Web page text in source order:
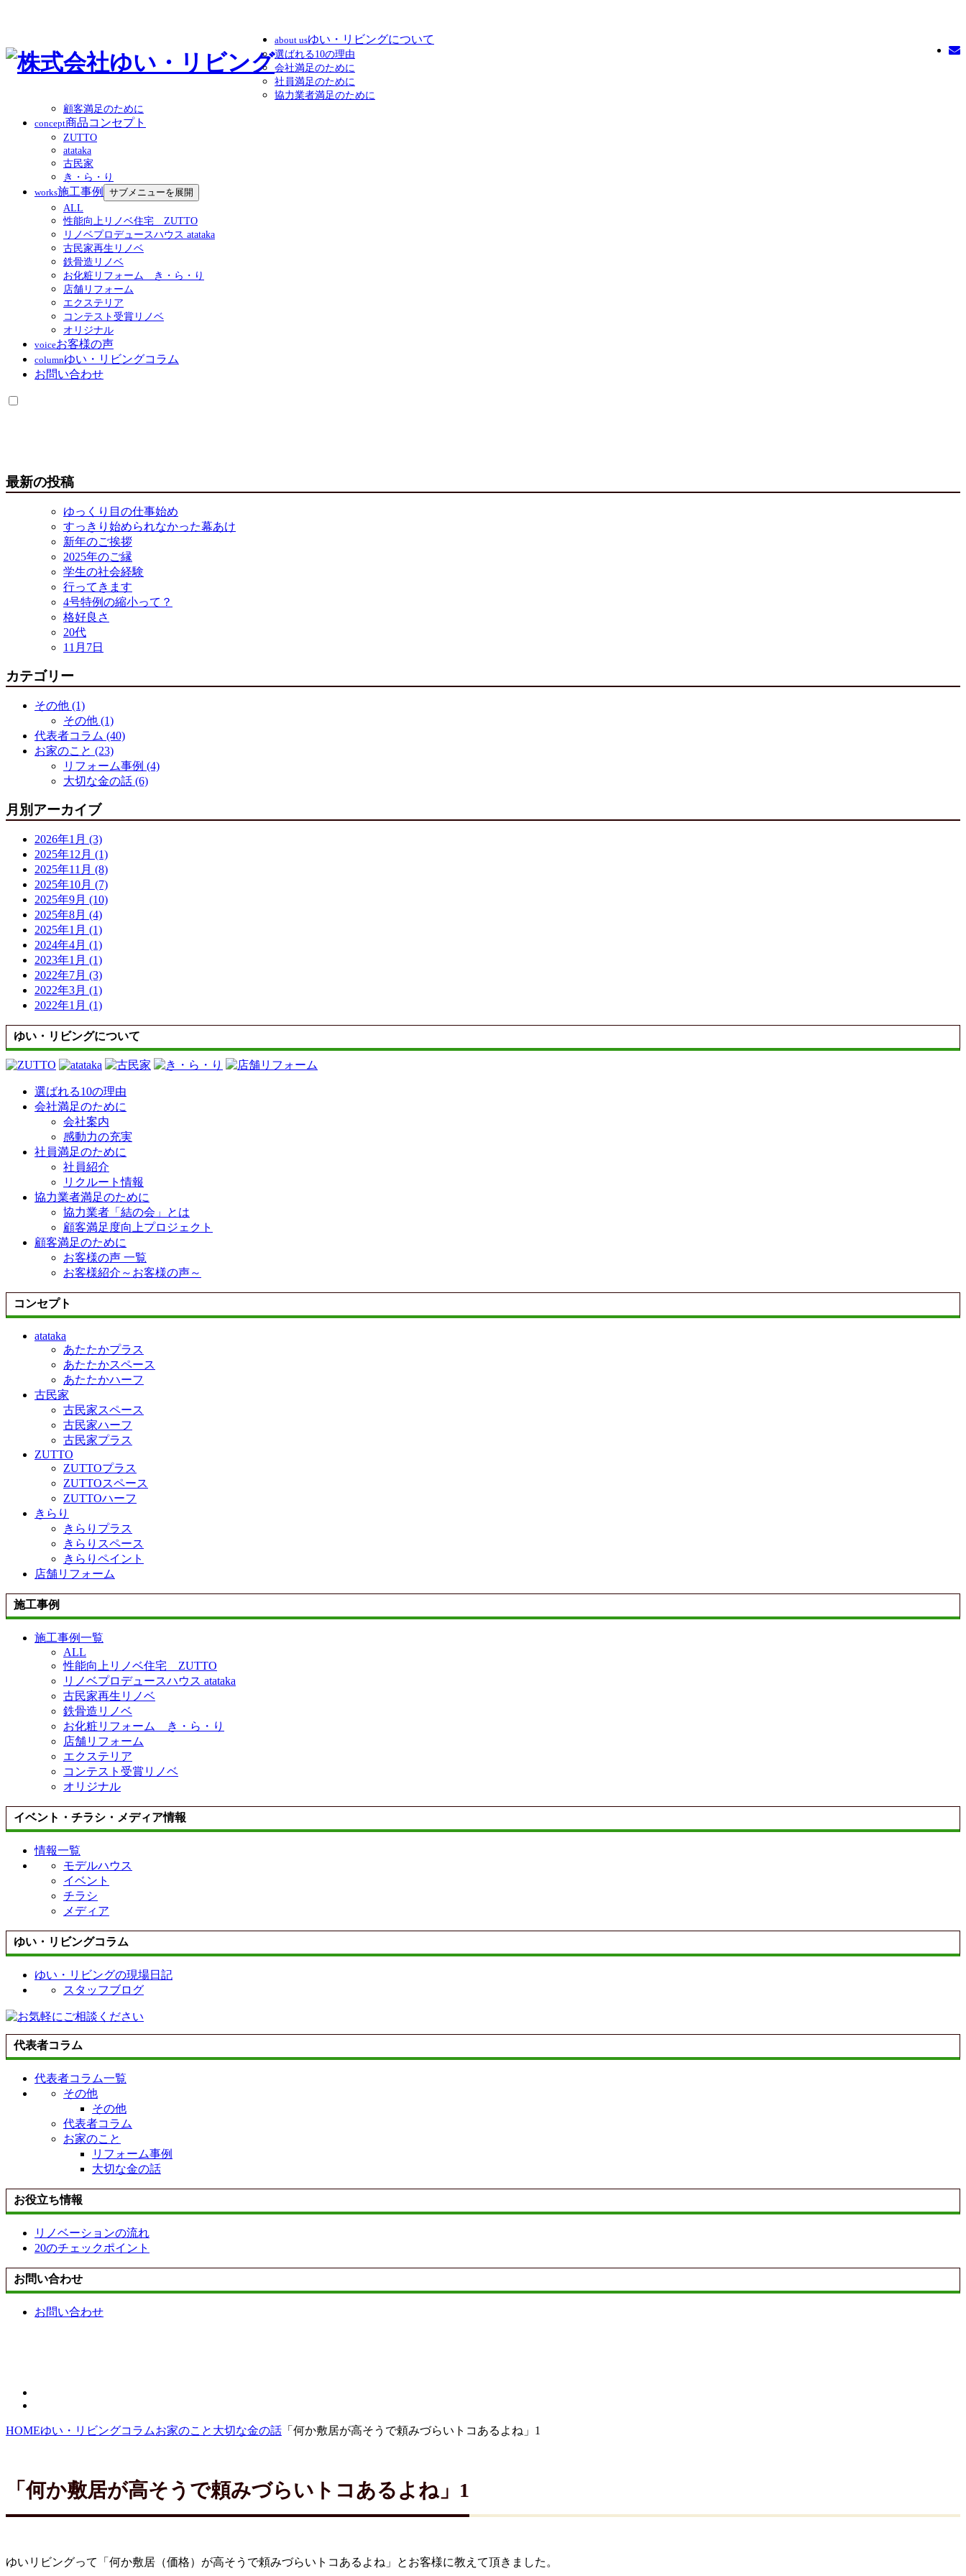
about usゆい・リビングについて
選ばれる10の理由
会社満足のために
社員満足のために
協力業者満足のために
顧客満足のために
concept商品コンセプト
ZUTTO
atataka
古民家
き・ら・り
works施工事例
サブメニューを展開
ALL
性能向上リノベ住宅 ZUTTO
リノベプロデュースハウス atataka
古民家再生リノベ
鉄骨造リノベ
お化粧リフォーム き・ら・り
店舗リフォーム
エクステリア
コンテスト受賞リノベ
オリジナル
voiceお客様の声
columnゆい・リビングコラム
お問い合わせ
最新の投稿
ゆっくり目の仕事始め
すっきり始められなかった幕あけ
新年のご挨拶
2025年のご縁
学生の社会経験
行ってきます
4号特例の縮小って？
格好良さ
20代
11月7日
カテゴリー
その他 (1)
その他 (1)
代表者コラム (40)
お家のこと (23)
リフォーム事例 (4)
大切な金の話 (6)
月別アーカイブ
2026年1月 (3)
2025年12月 (1)
2025年11月 (8)
2025年10月 (7)
2025年9月 (10)
2025年8月 (4)
2025年1月 (1)
2024年4月 (1)
2023年1月 (1)
2022年7月 (3)
2022年3月 (1)
2022年1月 (1)
ゆい・リビングについて
選ばれる10の理由
会社満足のために
会社案内
感動力の充実
社員満足のために
社員紹介
リクルート情報
協力業者満足のために
協力業者「結の会」とは
顧客満足度向上プロジェクト
顧客満足のために
お客様の声 一覧
お客様紹介～お客様の声～
コンセプト
atataka
あたたかプラス
あたたかスペース
あたたかハーフ
古民家
古民家スペース
古民家ハーフ
古民家プラス
ZUTTO
ZUTTOプラス
ZUTTOスペース
ZUTTOハーフ
きらり
きらりプラス
きらりスペース
きらりペイント
店舗リフォーム
施工事例
施工事例一覧
ALL
性能向上リノベ住宅 ZUTTO
リノベプロデュースハウス atataka
古民家再生リノベ
鉄骨造リノベ
お化粧リフォーム き・ら・り
店舗リフォーム
エクステリア
コンテスト受賞リノベ
オリジナル
イベント・チラシ・メディア情報
情報一覧
モデルハウス
イベント
チラシ
メディア
ゆい・リビングコラム
ゆい・リビングの現場日記
スタッフブログ
代表者コラム
代表者コラム一覧
その他
その他
代表者コラム
お家のこと
リフォーム事例
大切な金の話
お役立ち情報
リノベーションの流れ
20のチェックポイント
お問い合わせ
お問い合わせ
HOMEゆい・リビングコラムお家のこと 大切な金の話 「何か敷居が高そうで頼みづらいトコあるよね」1
「何か敷居が高そうで頼みづらいトコあるよね」1
ゆいリビングって「何か敷居（価格）が高そうで頼みづらいトコあるよね」とお客様に教えて頂きました。